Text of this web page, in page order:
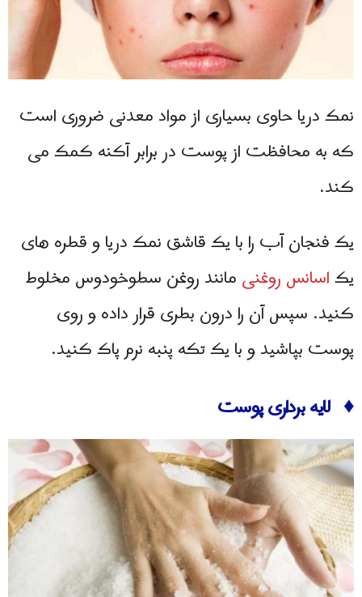
نمک دریا حاوی بسیاری از مواد معدنی ضروری است
که به محافظت از پوست در برابر آکنه کمک می
کند.
یک فنجان آب را با یک قاشق نمک دریا و قطره های
یکاسانس روغنیمانند روغن سطوخودوس مخلوط
کنید. سپس آن را درون بطری قرار داده و روی
پوست بپاشید و با یک تکه پنبه نرم پاک کنید.
♦ لایه برداری پوست